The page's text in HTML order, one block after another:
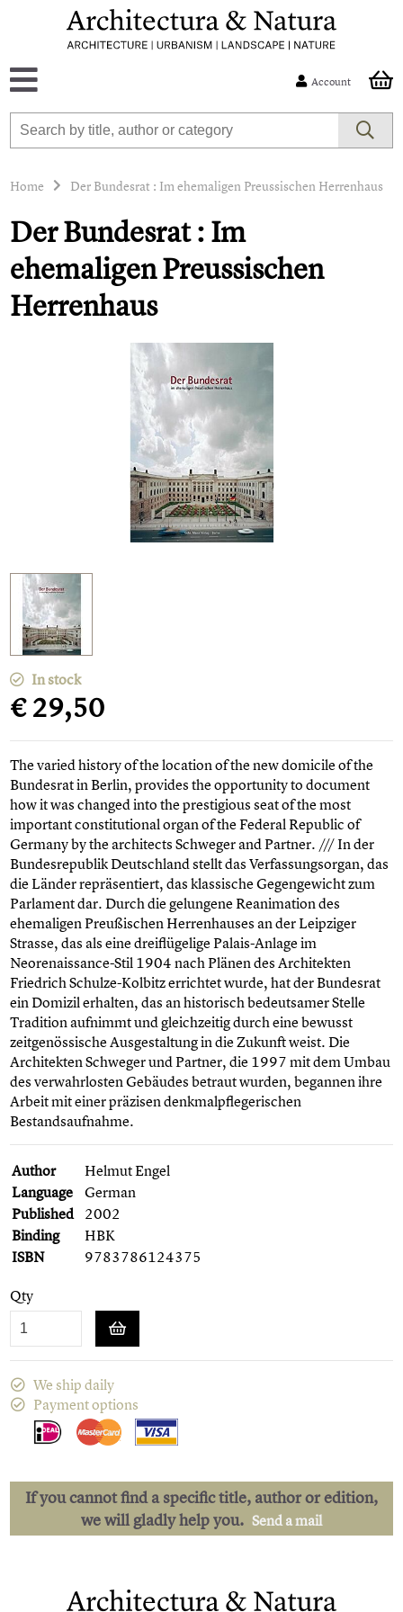
Account
Home Der Bundesrat : Im ehemaligen Preussischen Herrenhaus
Der Bundesrat : Im
ehemaligen Preussischen
Herrenhaus
In stock
€ 29,50
The varied history of the location of the new domicile of the
Bundesrat in Berlin, provides the opportunity to document
how it was changed into the prestigious seat of the most
important constitutional organ of the Federal Republic of
Germany by the architects Schweger and Partner. /// In der
Bundesrepublik Deutschland stellt das Verfassungsorgan, das
die Länder repräsentiert, das klassische Gegengewicht zum
Parlament dar. Durch die gelungene Reanimation des
ehemaligen Preußischen Herrenhauses an der Leipziger
Strasse, das als eine dreiflügelige Palais-Anlage im
Neorenaissance-Stil 1904 nach Plänen des Architekten
Friedrich Schulze-Kolbitz errichtet wurde, hat der Bundesrat
ein Domizil erhalten, das an historisch bedeutsamer Stelle
Tradition aufnimmt und gleichzeitig durch eine bewusst
zeitgenössische Ausgestaltung in die Zukunft weist. Die
Architekten Schweger und Partner, die 1997 mit dem Umbau
des verwahrlosten Gebäudes betraut wurden, begannen ihre
Arbeit mit einer präzisen denkmalpflegerischen
Bestandsaufnahme.
Author
Helmut Engel
Language
German
Published 2002
Binding
HBK
ISBN
9783786124375
Qty
We ship daily
Payment options
If you cannot find a specific title, author or edition,
we will gladly help you. Send a mail